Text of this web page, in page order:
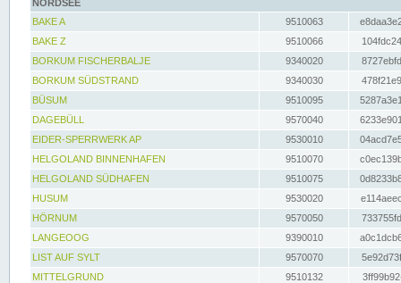
NORDSEE
BAKE A
9510063
BAKE Z
9510066
BORKUM FISCHERBALJE
9340020
BORKUM SÜDSTRAND
9340030
BÜSUM
9510095
DAGEBÜLL
9570040
EIDER-SPERRWERK AP
9530010
HELGOLAND BINNENHAFEN
9510070
HELGOLAND SÜDHAFEN
9510075
HUSUM
9530020
HÖRNUM
9570050
LANGEOOG
9390010
LIST AUF SYLT
9570070
MITTELGRUND
9510132